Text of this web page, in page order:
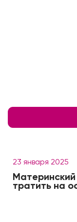
23 января 2025
тратить на